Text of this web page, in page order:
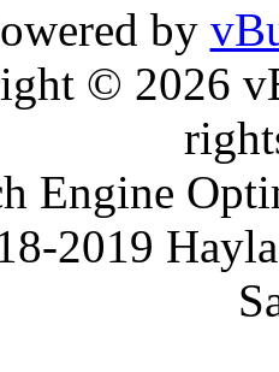
by
© 2026
Engine
2019